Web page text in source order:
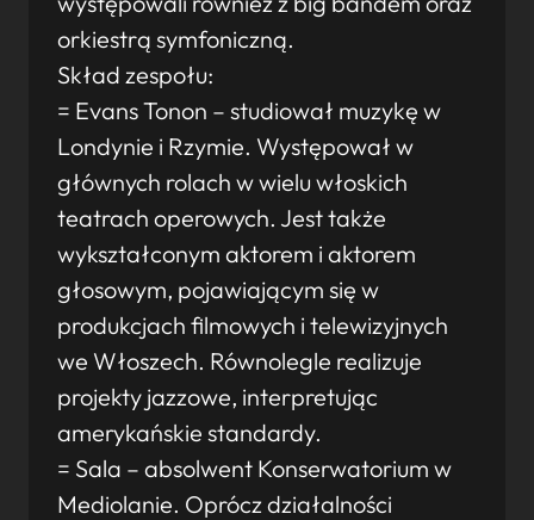
orkiestrą symfoniczną.
Skład zespołu:
= Evans Tonon – studiował muzykę w
Londynie i Rzymie. Występował w
głównych rolach w wielu włoskich
teatrach operowych. Jest także
wykształconym aktorem i aktorem
głosowym, pojawiającym się w
produkcjach filmowych i telewizyjnych
we Włoszech. Równolegle realizuje
projekty jazzowe, interpretując
amerykańskie standardy.
= Sala – absolwent Konserwatorium w
Mediolanie. Oprócz działalności